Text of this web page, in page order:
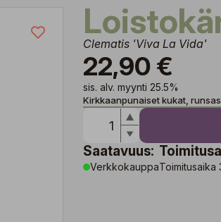
Clematis 'Viva La Vida'
22,90 €
sis. alv. myynti 25.5%
Kirkkaanpunaiset kukat,
Saatavuus:
VerkkokauppaToimitusaika